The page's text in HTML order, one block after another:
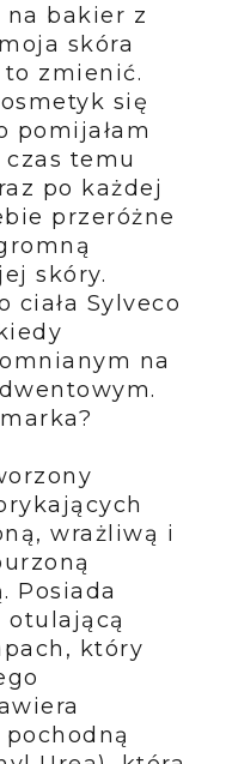
na bakier z
skóra
to zmienić.
się
pomijałam
temu
po każdej
przeróżne
skóry.
ciała Sylveco
na
wrażliwą i
Posiada
otulającą
który